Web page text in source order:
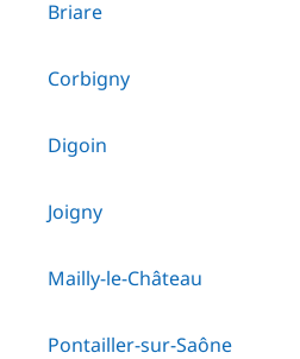
Briare
Corbigny
Digoin
Joigny
Mailly-le-Château
Pontailler-sur-Saône